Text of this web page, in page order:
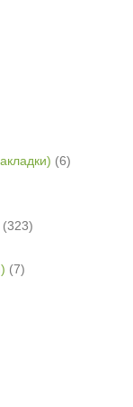
(6)
(323)
(7)